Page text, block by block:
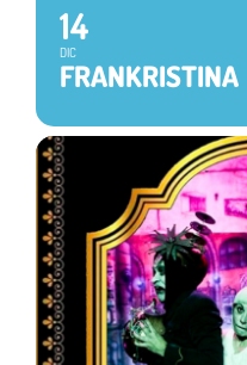
14
DIC
FRANKRISTINA